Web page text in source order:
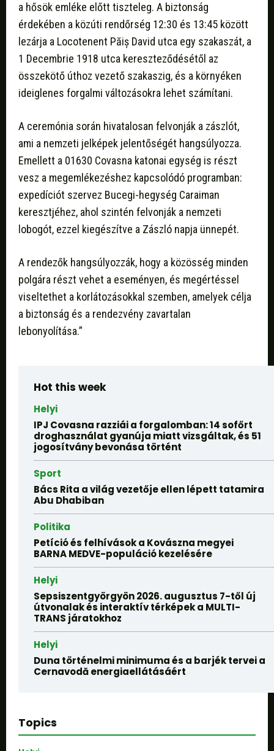
a hősök emléke előtt tiszteleg. A biztonság
érdekében a közúti rendőrség 12:30 és 13:45 között
lezárja a Locotenent Păiș David utca egy szakaszát, a
1 Decembrie 1918 utca kereszteződésétől az
összekötő úthoz vezető szakaszig, és a környéken
ideiglenes forgalmi változásokra lehet számítani.
A ceremónia során hivatalosan felvonják a zászlót,
ami a nemzeti jelképek jelentőségét hangsúlyozza.
Emellett a 01630 Covasna katonai egység is részt
vesz a megemlékezéshez kapcsolódó programban:
expedíciót szervez Bucegi-hegység Caraiman
keresztjéhez, ahol szintén felvonják a nemzeti
lobogót, ezzel kiegészítve a Zászló napja ünnepét.
A rendezők hangsúlyozzák, hogy a közösség minden
polgára részt vehet a eseményen, és megértéssel
viseltethet a korlátozásokkal szemben, amelyek célja
a biztonság és a rendezvény zavartalan
lebonyolítása.”
Hot this week
Helyi
IPJ Covasna razziái a forgalomban: 14 sofőrt
droghasználat gyanúja miatt vizsgáltak, és 51
jogosítvány bevonása történt
Sport
Bács Rita a világ vezetője ellen lépett tatamira
Abu Dhabiban
Politika
Petíció és felhívások a Kovászna megyei
BARNA MEDVE-populáció kezelésére
Helyi
Sepsiszentgyörgyön 2026. augusztus 7-től új
útvonalak és interaktív térképek a MULTI-
TRANS járatokhoz
Helyi
Duna történelmi minimuma és a barjék tervei a
Cernavodă energiaellátásáért
Topics